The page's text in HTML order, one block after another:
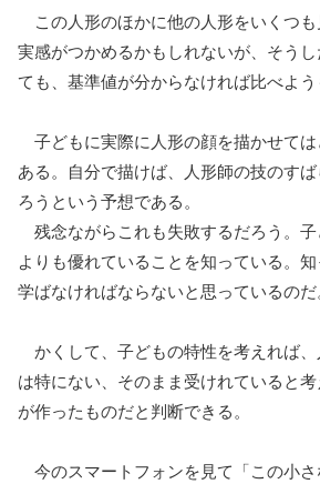
この人形のほかに他の人形をいくつ
実感がつかめるかもしれないが、そう
ても、基準値が分からなければ比べよう
子どもに実際に人形の顔を描かせて
ある。自分で描けば、人形師の技のす
ろうという予想である。
残念ながらこれも失敗するだろう。
よりも優れていることを知っている。知
学ばなければならないと思っているのだ
かくして、子どもの特性を考えれば
は特にない、そのまま受けれていると
が作ったものだと判断できる。
今のスマートフォンを見て「この小